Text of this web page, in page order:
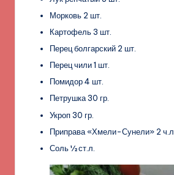
Морковь 2 шт.
Картофель 3 шт.
Перец болгарский 2 шт.
Перец чили 1 шт.
Помидор 4 шт.
Петрушка 30 гр.
Укроп 30 гр.
Приправа «Хмели-Сунели» 2 ч.л.
Соль ½ ст.л.